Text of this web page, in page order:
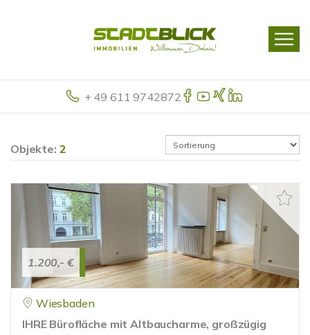
+ 49 611 9742872
Objekte: 2
1.200,- €
Wiesbaden
IHRE Bürofläche mit Altbaucharme, großzügig